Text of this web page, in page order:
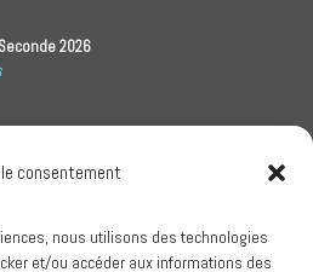
le consentement
nous utilisons des technologies
et/ou accéder aux informations des
2026